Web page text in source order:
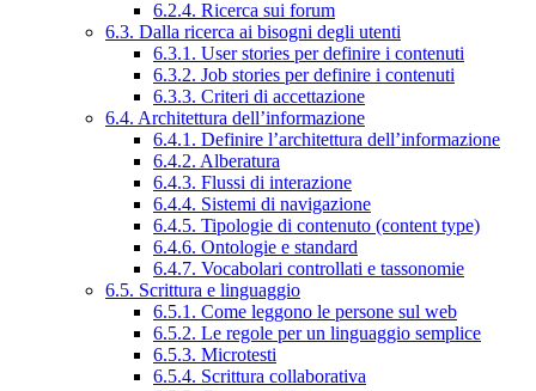
6.2.4. Ricerca sui forum
6.3. Dalla ricerca ai bisogni degli utenti
6.3.1. User stories per definire i contenuti
6.3.2. Job stories per definire i contenuti
6.3.3. Criteri di accettazione
6.4. Architettura dell’informazione
6.4.1. Definire l’architettura dell’informazione
6.4.2. Alberatura
6.4.3. Flussi di interazione
6.4.4. Sistemi di navigazione
6.4.5. Tipologie di contenuto (content type)
6.4.6. Ontologie e standard
6.4.7. Vocabolari controllati e tassonomie
6.5. Scrittura e linguaggio
6.5.1. Come leggono le persone sul web
6.5.2. Le regole per un linguaggio semplice
6.5.3. Microtesti
6.5.4. Scrittura collaborativa